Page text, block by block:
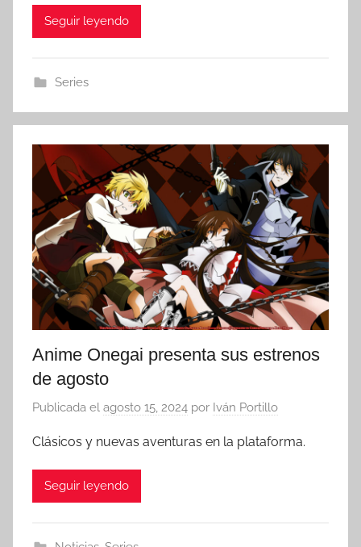
Seguir leyendo
Series
Anime Onegai presenta sus estrenos
de agosto
Publicada el agosto 15, 2024 por Iván Portillo
Clásicos y nuevas aventuras en la plataforma.
Seguir leyendo